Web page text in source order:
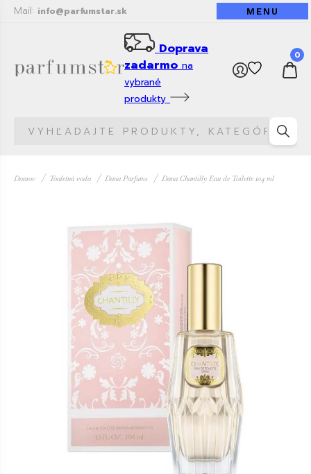
Mail: info@parfumstar.sk MENU
Doprava
zadarmo na
vybrané
produkty
0
Domov Toaletná voda Dana Parfums Dana Chantilly Eau de Toilette 104 ml